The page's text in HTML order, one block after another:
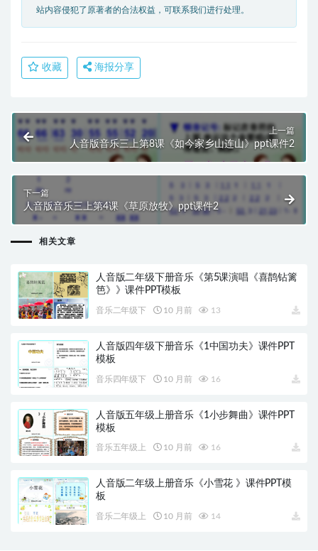
站内容侵犯了原著者的合法权益，可联系我们进行处理。
收藏 海报分享
上一篇
人音版音乐三上第8课《如今家乡山连山》ppt课件2
下一篇
人音版音乐三上第4课《草原放牧》ppt课件2
相关文章
人音版二年级下册音乐《第5课演唱《喜鹊钻篱
笆》》课件PPT模板
音乐二年级下 10 月前 13
人音版四年级下册音乐《1中国功夫》课件PPT
模板
音乐四年级下 10 月前 16
人音版五年级上册音乐《1小步舞曲》课件PPT
模板
音乐五年级上 10 月前 16
人音版二年级上册音乐《小雪花 》课件PPT模
板
音乐二年级上 10 月前 14